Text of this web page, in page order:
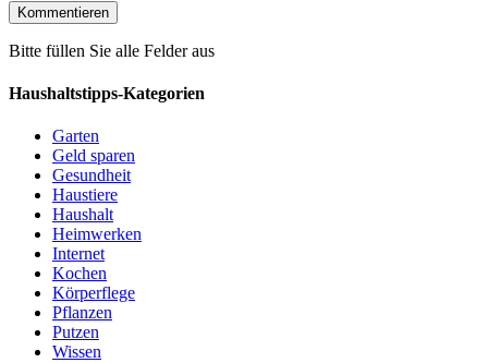
Bitte füllen Sie alle Felder aus
Haushaltstipps-Kategorien
Garten
Geld sparen
Gesundheit
Haustiere
Haushalt
Heimwerken
Internet
Kochen
Körperflege
Pflanzen
Putzen
Wissen